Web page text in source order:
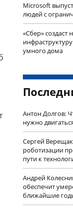
Microsoft
людей с
«Сбер» создаст
умного дома
Антон Долгов:
нужно
Сергей
роботизации
пути к
Андрей
обеспечит
ближайшие